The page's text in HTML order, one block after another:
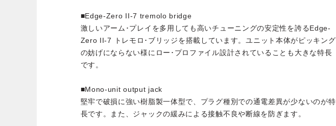
■Edge-Zero II-7 tremolo bridge
激しいアーム･プレイを多用しても高いチューニングの安定性を誇るEdge-
Zero II-7 トレモロ･ブリッジを搭載しています。ユニット本体がピッキング
の妨げにならない様にロー･プロファイル設計されていることも大きな特長
です。
■Mono-unit output jack
堅牢で破損に強い樹脂製一体型で、プラグ種別での通電差異が少ないのが特
長です。また、ジャックの緩みによる接触不良や断線を防ぎます。